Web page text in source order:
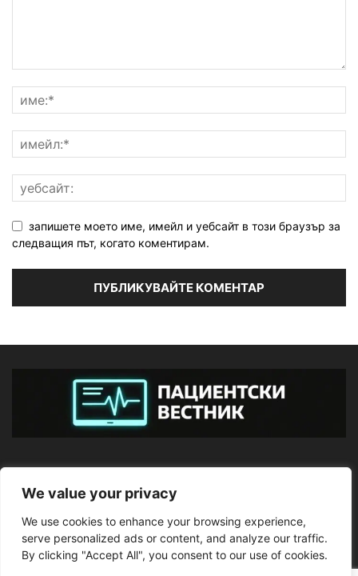
We value your privacy
We use cookies to enhance your browsing experience,
serve personalized ads or content, and analyze our traffic.
By clicking "Accept All", you consent to our use of cookies.
запишете моето име, имейл и уебсайт в този браузър за
следващия път, когато коментирам.
ПОСЛЕДВАЙТЕ НИ